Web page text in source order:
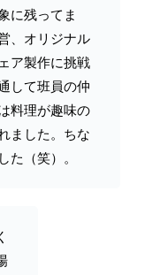
に残ってま
、オリジナル
ア製作に挑戦
して班員の仲
料理が趣味の
ました。ちな
た（笑）。